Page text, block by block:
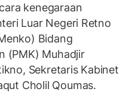
kenegaraan
Luar Negeri Retno
Bidang
(PMK) Muhadjir
Sekretaris Kabinet
Cholil Qoumas.